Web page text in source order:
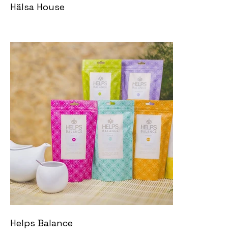
Hälsa House
Helps Balance